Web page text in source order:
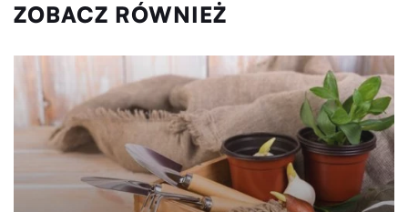
ZOBACZ RÓWNIEŻ